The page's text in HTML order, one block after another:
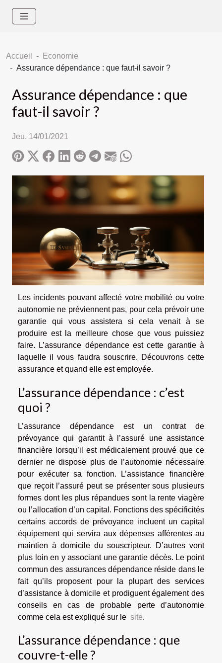
Accueil
Economie
Assurance dépendance : que faut-il savoir ?
Assurance dépendance : que
faut-il savoir ?
Jeu. 14/01/2021
Les incidents pouvant affecté votre mobilité ou votre
autonomie ne préviennent pas, pour cela prévoir une
garantie qui vous assistera si cela venait à se
produire est la meilleure chose que vous puissiez
faire. L’assurance dépendance est cette garantie à
laquelle il vous faudra souscrire. Découvrons cette
assurance et quand elle est employée.
L’assurance dépendance : c’est
quoi ?
L’assurance dépendance est un contrat de
prévoyance qui garantit à l’assuré une assistance
financière lorsqu’il est médicalement prouvé que ce
dernier ne dispose plus de l’autonomie nécessaire
pour exécuter sa fonction. L’assistance financière
que reçoit l’assuré peut se présenter sous plusieurs
formes dont les plus répandues sont la rente viagère
ou l’allocation d’un capital. Fonctions des spécificités
certains accords de prévoyance incluent un capital
équipement qui servira aux dépenses afférentes au
maintien à domicile du souscripteur. D’autres vont
plus loin en y associant une garantie décès. Le point
commun des assurances dépendance réside dans le
fait qu’ils proposent pour la plupart des services
d’assistance à domicile et prodiguent également des
conseils en cas de probable perte d’autonomie
comme cela est expliqué sur le site.
L’assurance dépendance : que
couvre-t-elle ?